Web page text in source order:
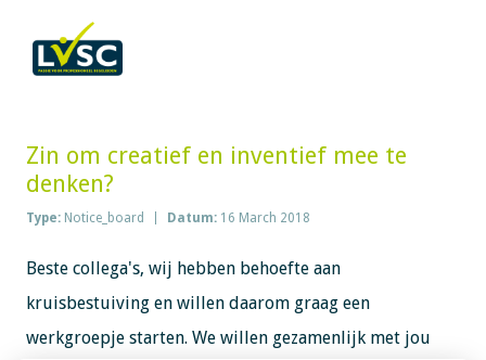
Zin om creatief en inventief mee te
denken?
Type: Notice_board Datum: 16 March 2018
Beste collega's, wij hebben behoefte aan
kruisbestuiving en willen daarom graag een
werkgroepje starten. We willen gezamenlijk met jou